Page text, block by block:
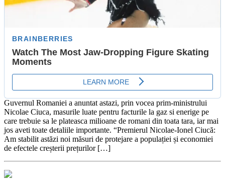
Guvernul Romaniei a anuntat astazi, prin vocea prim-ministrului
Nicolae Ciuca, masurile luate pentru facturile la gaz si enerige pe
care trebuie sa le plateasca milioane de romani din toata tara, iar mai
jos aveti toate detaliile importante. “Premierul Nicolae-Ionel Ciucă:
Am stabilit astăzi noi măsuri de protejare a populației și economiei
de efectele creșterii prețurilor […]